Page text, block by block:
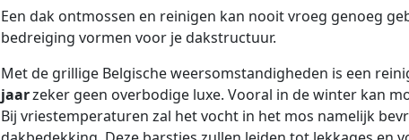
Een dak ontmossen en reinigen kan nooit vroeg genoeg
bedreiging vormen voor je dakstructuur.
Met de grillige Belgische weersomstandigheden is een
jaarzeker geen overbodige luxe. Vooral in de winter kan
Bij vriestemperaturen zal het vocht in het mos namelijk